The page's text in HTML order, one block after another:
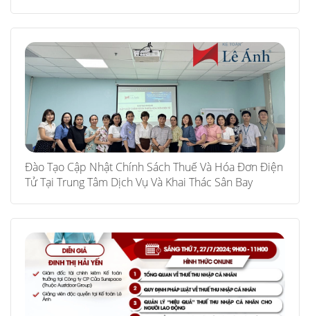
Đào Tạo Cập Nhật Chính Sách Thuế Và Hóa Đơn Điện
Tử Tại Trung Tâm Dịch Vụ Và Khai Thác Sân Bay